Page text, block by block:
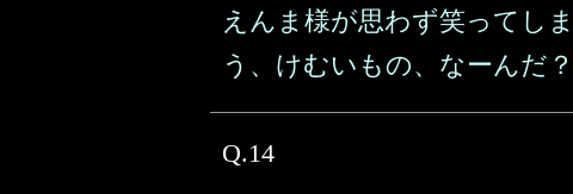
えんま様が思わず笑ってしま
う、けむいもの、なーんだ？
Q.14